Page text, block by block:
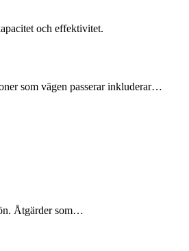
och effektivitet.
som vägen passerar inkluderar…
Åtgärder som…